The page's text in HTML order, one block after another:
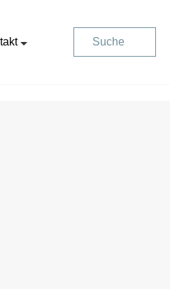
Suche